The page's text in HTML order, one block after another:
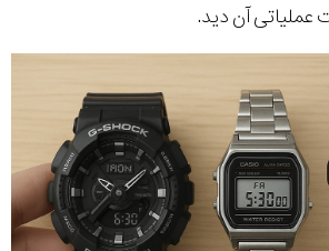
عملیاتی آن دید.